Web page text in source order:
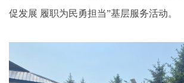
促发展 履职为民勇担当”基层服务活动。